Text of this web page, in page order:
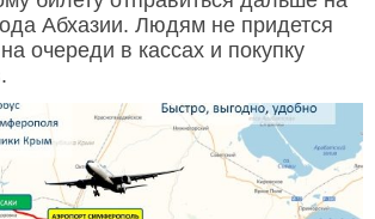
Абхазии. Людям не придется
очереди в кассах и покупку